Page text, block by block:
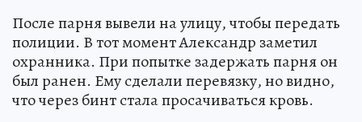
После парня вывели на улицу, чтобы передать
полиции. В тот момент Александр заметил
охранника. При попытке задержать парня он
был ранен. Ему сделали перевязку, но видно,
что через бинт стала просачиваться кровь.